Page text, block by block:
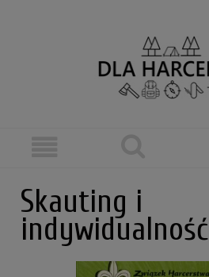
Skauting i
indywidualność